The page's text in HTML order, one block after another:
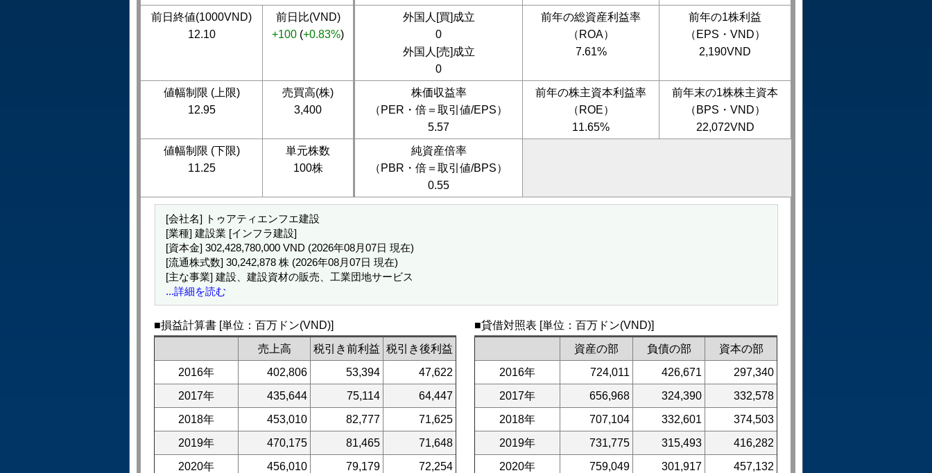
前日終値(1000VND)
12.10
前日比(VND)
+100 (+0.83%)
外国人[買]成立
0
外国人[売]成立
0
前年の総資産利益率
（ROA）
7.61%
前年の1株利益
（EPS・VND）
2,190VND
値幅制限 (上限)
12.95
売買高(株)
3,400
株価収益率
（PER・倍＝取引値/EPS）
5.57
前年の株主資本利益率
（ROE）
11.65%
前年末の1株株主資本
（BPS・VND）
22,072VND
値幅制限 (下限)
11.25
単元株数
100株
純資産倍率
（PBR・倍＝取引値/BPS）
0.55
[会社名] トゥアティエンフエ建設
[業種] 建設業 [インフラ建設]
[資本金] 302,428,780,000 VND (2026年08月07日 現在)
[流通株式数] 30,242,878 株 (2026年08月07日 現在)
[主な事業] 建設、建設資材の販売、工業団地サービス
...詳細を読む
■損益計算書 [単位：百万ドン(VND)]
売上高
税引き前利益 税引き後利益
2016年
402,806 53,394
47,622
2017年
435,644 75,114
64,447
2018年
453,010 82,777
71,625
2019年
470,175 81,465
71,648
2020年
456,010 79,179
72,254
■貸借対照表 [単位：百万ドン(VND)]
資産の部
負債の部
資本の部
2016年
724,011 426,671
297,340
2017年
656,968 324,390
332,578
2018年
707,104 332,601
374,503
2019年
731,775 315,493
416,282
2020年
759,049 301,917
457,132